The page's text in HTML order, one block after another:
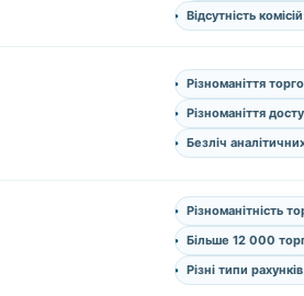
Відсутність
Різноманіття
Різноманіття
Безліч
Різноманітність
Більше 12 000
Різні типи